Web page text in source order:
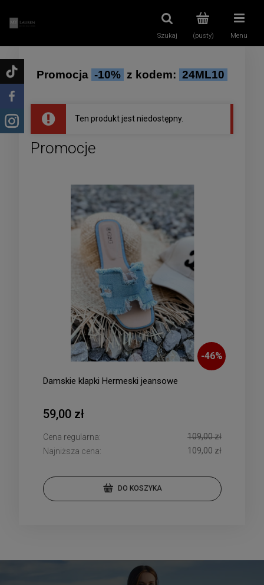
(pusty)
Szukaj Menu
Promocja -10% z kodem: 24ML10
Ten produkt jest niedostępny.
Promocje
-46%
Damskie klapki Hermeski jeansowe
59,00 zł
Cena regularna:
109,00 zł
Najniższa cena:
109,00 zł
DO KOSZYKA